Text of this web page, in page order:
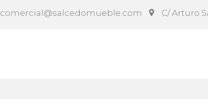
comercial@salcedomueble.com C/ Arturo